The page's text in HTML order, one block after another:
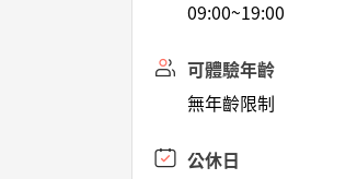
09:00~19:00
可體驗年齡
無年齡限制
公休日